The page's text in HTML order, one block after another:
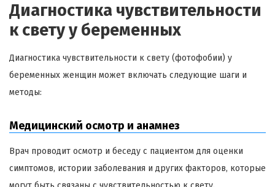
Диагностика чувствительности
к свету у беременных
Диагностика чувствительности к свету (фотофобии) у
беременных женщин может включать следующие шаги и
методы:
Медицинский осмотр и анамнез
Врач проводит осмотр и беседу с пациентом для оценки
симптомов, истории заболевания и других факторов, которые